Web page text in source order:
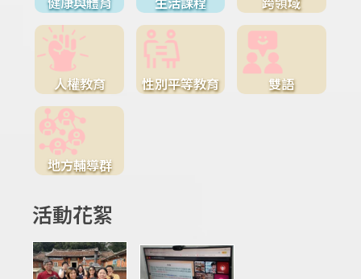
人權教育 性別平等教育 雙語
地方輔導群
活動花絮